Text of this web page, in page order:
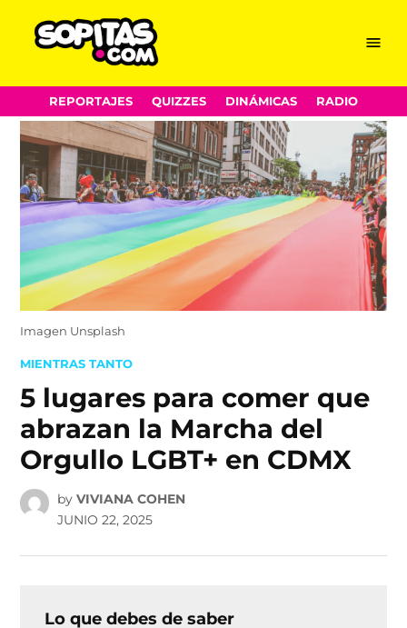
Skip
to
content
Menu
REPORTAJES QUIZZES DINÁMICAS RADIO
Imagen Unsplash
POSTED
MIENTRAS TANTO
5 lugares para comer que
abrazan la Marcha del
Orgullo LGBT+ en CDMX
by VIVIANA COHEN
JUNIO 22, 2025
Lo que debes de saber